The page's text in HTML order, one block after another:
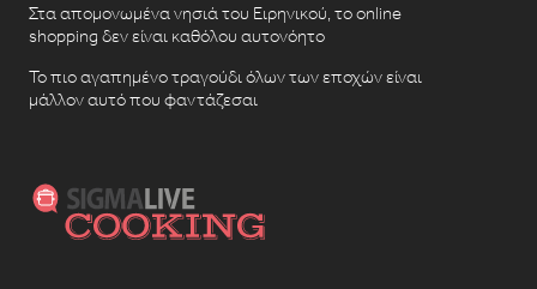
Στα απομονωμένα νησιά του Ειρηνικού, το online
shopping δεν είναι καθόλου αυτονόητο
Το πιο αγαπημένο τραγούδι όλων των εποχών είναι
μάλλον αυτό που φαντάζεσαι